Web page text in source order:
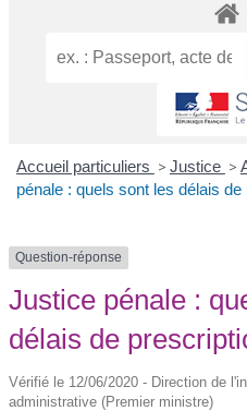
Accueil particuliers > Justice >
pénale : quels sont les délais
Question-réponse
Justice pénale :
délais de
Vérifié le 12/06/2020 - Direction de
administrative (Premier ministre)